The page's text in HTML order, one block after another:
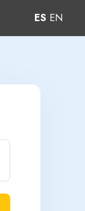
ES EN